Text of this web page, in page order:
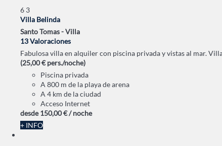
6 3
Villa Belinda
Santo Tomas -Villa
13 Valoraciones
Fabulosa villa en alquiler con piscina privada y vistas al mar.
(25,00 € pers./noche)
Piscina privada
A 800 m de la playa de arena
A 4 km de la ciudad
Acceso Internet
desde 150,00 €/ noche
+ INFO